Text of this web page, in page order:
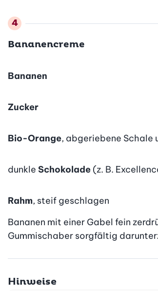
Bananencreme
Bananen
Zucker
Bio-Orange, abgeriebene Schale
dunkle Schokolade (z. B.
Rahm, steif geschlagen
Bananen mit einer Gabel fein
Gummischaber sorgfältig
Hinweise